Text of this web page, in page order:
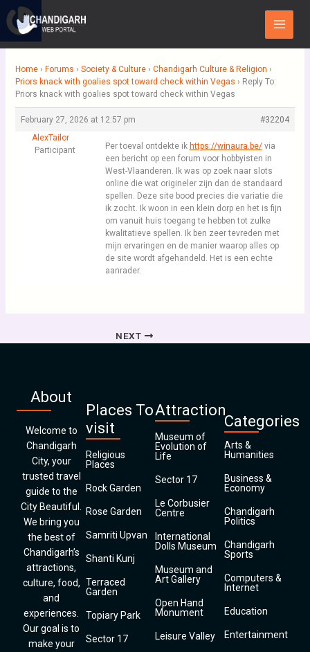
content
Main
Menu
Home › Forums › Society & Culture › Chandigarh Culture & Religion ›
Priors knack with goalies spot toward check within Vegas › Reply To:
Priors knack with goalies spot toward check within Vegas
February 27, 2026 at 12:57 pm
#32204
AlexTailor
Participant
Per toeval ontdekte ik https://winaura.be/via
een bericht op een forum voor hobbyisten in
West-Vlaanderen. Ik was op zoek naar slots
online die wat origineler zijn dan de standaard
spellen. Deze site bood precies die variatie die
ik zocht. Ik woon in een klein dorp en het is fijn
om vanuit huis toegang te hebben tot zulke
kwalitatieve spellen. Ik ben zeer tevreden met
mijn ervaringen en de manier waarop alles op
de site wordt afgehandeld. Het is een echte
aanrader.
NEXT
About
Welcome to
Chandigarh
City, your
trusted travel
guide to the
City Beautiful.
We bring you
the best of
Chandigarh’s
attractions,
culture, food,
and
experiences.
Our goal is to
make your
Places To
visit
Religious
Places
Rock Garden
Rose Garden
Samriti Upvan
Shanti Kunj
Terraced
Garden
Topiary Park
Sector 17
Attraction
Museum of
Evolution of
Life
Sector 17
Le Corbusier
Centre
International
Dolls Museum
Museum and
Art Gallery
Open Hand
Monument
Leisure Valley
Categories
Arts &
Humanities
Business &
Economy
Chandigarh
Politics
Chandigarh
Sports
Computers &
Internet
Education
Entertainment